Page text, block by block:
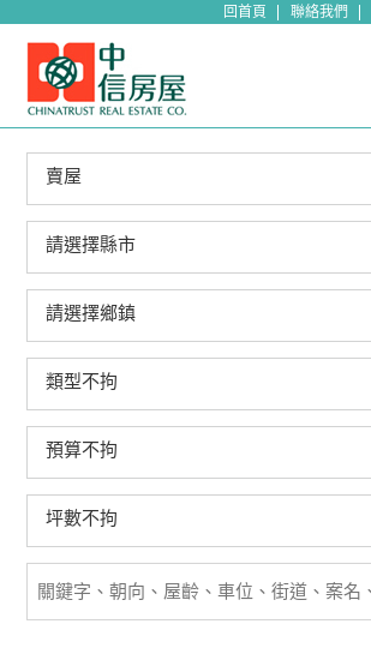
回首頁 聯絡我們
賣屋
請選擇縣市
請選擇鄉鎮
類型不拘
預算不拘
坪數不拘